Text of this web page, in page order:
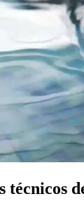
técnicos